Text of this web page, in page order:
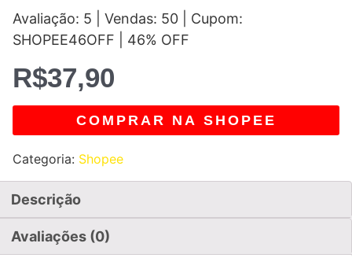
Avaliação: 5 | Vendas: 50 | Cupom:
SHOPEE46OFF | 46% OFF
R$37,90
COMPRAR NA SHOPEE
Categoria: Shopee
Descrição
Avaliações (0)